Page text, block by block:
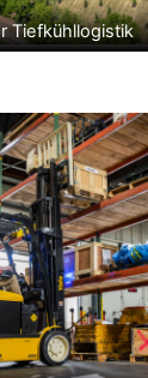
Tiefkühllogistik